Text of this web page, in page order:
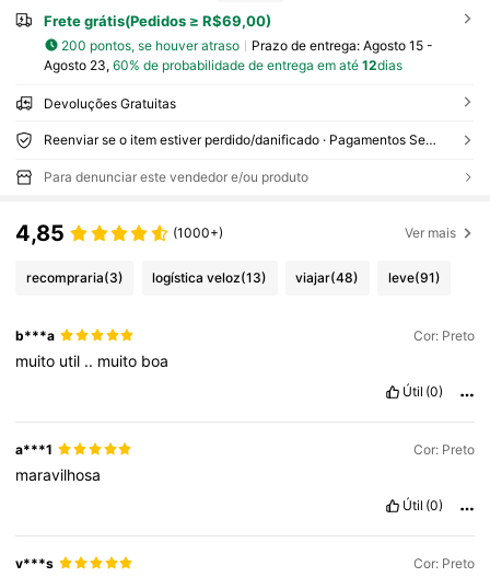
Frete grátis(Pedidos ≥ R$69,00)
200 pontos, se houver atraso Prazo de entrega: Agosto 15 -
Agosto 23, 60% de probabilidade de entrega em até 12dias
Devoluções Gratuitas
Reenviar se o item estiver perdido/danificado · Pagamentos Seguros · Proteção de privacidade
Para denunciar este vendedor e/ou produto
4,85 (1000+) Ver mais
recompraria(3) logística veloz(13) viajar(48) leve(91)
b***a Cor: Preto
muito util .. muito boa
Útil (0)
a***1 Cor: Preto
maravilhosa
Útil (0)
v***s Cor: Preto